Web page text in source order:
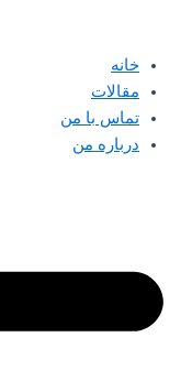
محتوا
خانه
مقالات
تماس با من
درباره من